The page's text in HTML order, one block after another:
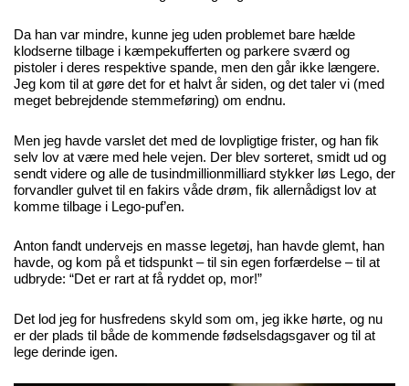
Da han var mindre, kunne jeg uden problemet bare hælde
klodserne tilbage i kæmpekufferten og parkere sværd og
pistoler i deres respektive spande, men den går ikke længere.
Jeg kom til at gøre det for et halvt år siden, og det taler vi (med
meget bebrejdende stemmeføring) om endnu.
Men jeg havde varslet det med de lovpligtige frister, og han fik
selv lov at være med hele vejen. Der blev sorteret, smidt ud og
sendt videre og alle de tusindmillionmilliard stykker løs Lego, der
forvandler gulvet til en fakirs våde drøm, fik allernådigst lov at
komme tilbage i Lego-puf’en.
Anton fandt undervejs en masse legetøj, han havde glemt, han
havde, og kom på et tidspunkt – til sin egen forfærdelse – til at
udbryde: “Det er rart at få ryddet op, mor!”
Det lod jeg for husfredens skyld som om, jeg ikke hørte, og nu
er der plads til både de kommende fødselsdagsgaver og til at
lege derinde igen.